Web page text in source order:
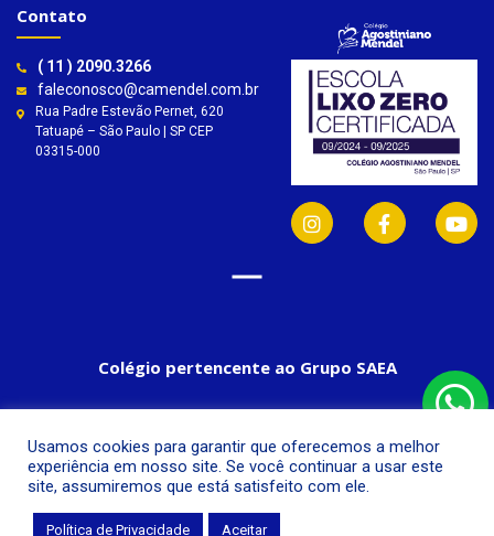
Usamos cookies para garantir que oferecemos a melhor
experiência em nosso site. Se você continuar a usar este
site, assumiremos que está satisfeito com ele.
Política de Privacidade Aceitar
Colégio pertencente ao Grupo SAEA
Contato
( 11 ) 2090.3266
faleconosco@camendel.com.br
Rua Padre Estevão Pernet, 620
Tatuapé – São Paulo | SP CEP
03315-000
© Colégio Agostiniano Mendel, 2019.